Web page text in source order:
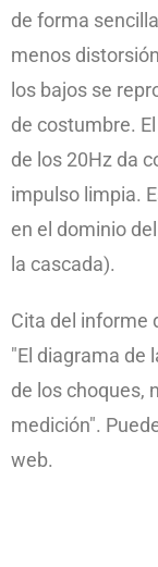
de forma
menos
los bajos se
de costumbre.
de los 20Hz da
impulso limpia.
en el dominio
la cascada).
Cita del informe
"El diagrama de
de los choques,
medición".
web.